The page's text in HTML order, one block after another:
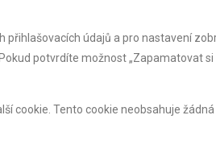
údajů a pro nastavení
potvrdíte možnost „Zapamatovat
cookie. Tento cookie neobsahuje